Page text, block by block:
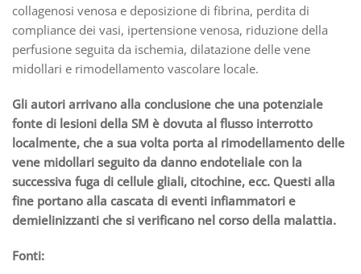
collagenosi venosa e deposizione di fibrina, perdita di
compliance dei vasi, ipertensione venosa, riduzione della
perfusione seguita da ischemia, dilatazione delle vene
midollari e rimodellamento vascolare locale.
Gli autori arrivano alla conclusione che una potenziale
fonte di lesioni della SM è dovuta al flusso interrotto
localmente, che a sua volta porta al rimodellamento delle
vene midollari seguito da danno endoteliale con la
successiva fuga di cellule gliali, citochine, ecc. Questi alla
fine portano alla cascata di eventi infiammatori e
demielinizzanti che si verificano nel corso della malattia.
Fonti: